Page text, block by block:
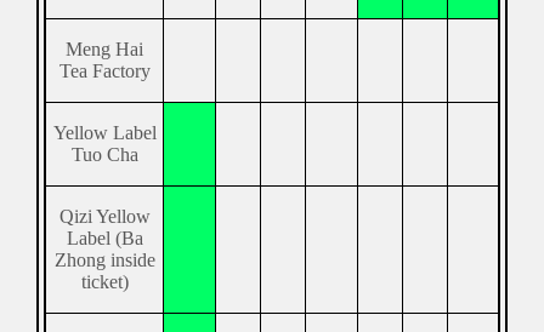
Meng Hai
Tea Factory
Yellow Label
Tuo Cha
Qizi Yellow
Label (Ba
Zhong inside
ticket)